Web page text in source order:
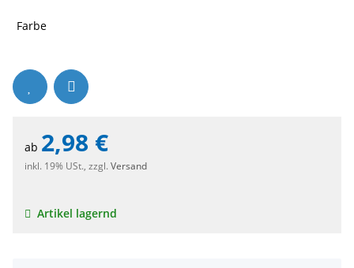
Farbe
ab 2,98 €
inkl. 19% USt., zzgl. Versand
Artikel lagernd